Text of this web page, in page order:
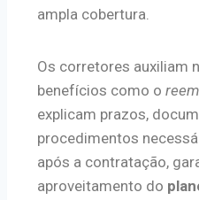
ampla cobertura.
Os corretores auxiliam
benefícios como o
explicam prazos,
procedimentos
após a contratação,
aproveitamento do